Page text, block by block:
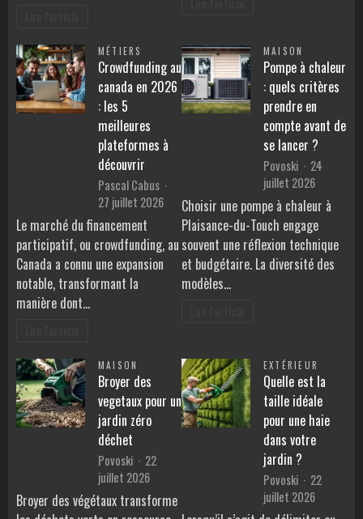
MÉTIERS
Crowdfunding au
canada en 2026
: les 5
meilleures
plateformes à
découvrir
Pascal Cabus
27 juillet 2026
Le marché du financement
participatif, ou crowdfunding, au
Canada a connu une expansion
notable, transformant la
manière dont…
MAISON
Pompe à chaleur
: quels critères
prendre en
compte avant de
se lancer ?
Povoski
24
juillet 2026
Choisir une pompe à chaleur à
Plaisance-du-Touch engage
souvent une réflexion technique
et budgétaire. La diversité des
modèles…
MAISON
Broyer des
vegetaux pour un
jardin zéro
déchet
Povoski
22
juillet 2026
Broyer des végétaux transforme
EXTÉRIEUR
Quelle est la
taille idéale
pour une haie
dans votre
jardin ?
Povoski
22
juillet 2026